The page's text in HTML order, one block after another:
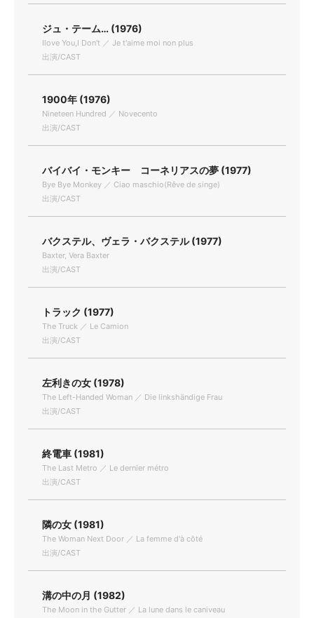
ジュ・テーム… (1976)
Ilove You,I Don't ／ Je t'aime moi non plus
出演/CAST
1900年 (1976)
Nineteen Hundred ／ Novecento
出演/CAST
バイバイ・モンキー コーネリアスの夢 (1977)
Bye Bye Monkey ／ Ciao maschio(Rêve de singe)
出演/CAST
バクステル、ヴェラ・バクステル (1977)
Baxter, Vera Baxter
出演/CAST
トラック (1977)
The Truck ／ Le Camion
出演/CAST
左利きの女 (1978)
The Left-Handed Woman ／ Die linkshändige Frau
出演/CAST
終電車 (1981)
The Last Metro ／ Le dernier métro
出演/CAST
隣の女 (1981)
The Woman Next Door ／ La femme d'à côté
出演/CAST
溝の中の月 (1982)
The Moon in the Gutter ／ La lune dans le caniveau